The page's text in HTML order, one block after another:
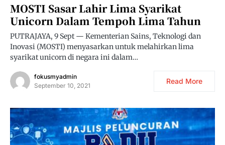
MOSTI Sasar Lahir Lima Syarikat
Unicorn Dalam Tempoh Lima Tahun
PUTRAJAYA, 9 Sept — Kementerian Sains, Teknologi dan
Inovasi (MOSTI) menyasarkan untuk melahirkan lima
syarikat unicorn di negara ini dalam…
fokusmyadmin
September 10, 2021
Read More